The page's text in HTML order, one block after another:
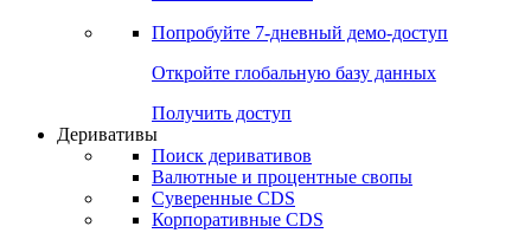
Сравнение ETF & Funds
Поиск Mutual Funds
Попробуйте7-дневный
Откройте глобальную базу данных
Получить доступ
Деривативы